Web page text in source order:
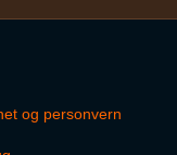
og personvern